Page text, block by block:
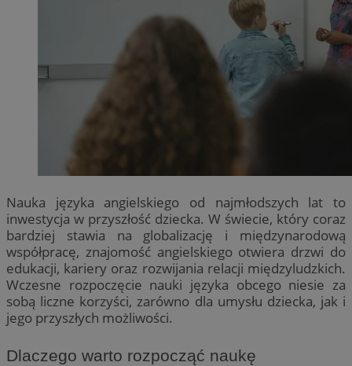
Nauka języka angielskiego od najmłodszych lat to
inwestycja w przyszłość dziecka. W świecie, który coraz
bardziej stawia na globalizację i międzynarodową
współpracę, znajomość angielskiego otwiera drzwi do
edukacji, kariery oraz rozwijania relacji międzyludzkich.
Wczesne rozpoczęcie nauki języka obcego niesie za
sobą liczne korzyści, zarówno dla umysłu dziecka, jak i
jego przyszłych możliwości.
Dlaczego warto rozpocząć naukę